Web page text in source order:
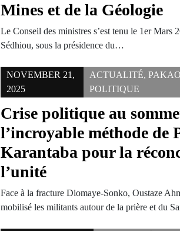
Mines et de la Géologie
Le Conseil des ministres s’est tenu le 1er Mars
Sédhiou, sous la présidence du…
NOVEMBER 21,
2025
ACTUALITÉ, PAKAO
POLITIQUE
Crise politique au
l’incroyable méthode de
Karantaba pour la
l’unité
Face à la fracture Diomaye-Sonko, Oustaze
mobilisé les militants autour de la prière et du